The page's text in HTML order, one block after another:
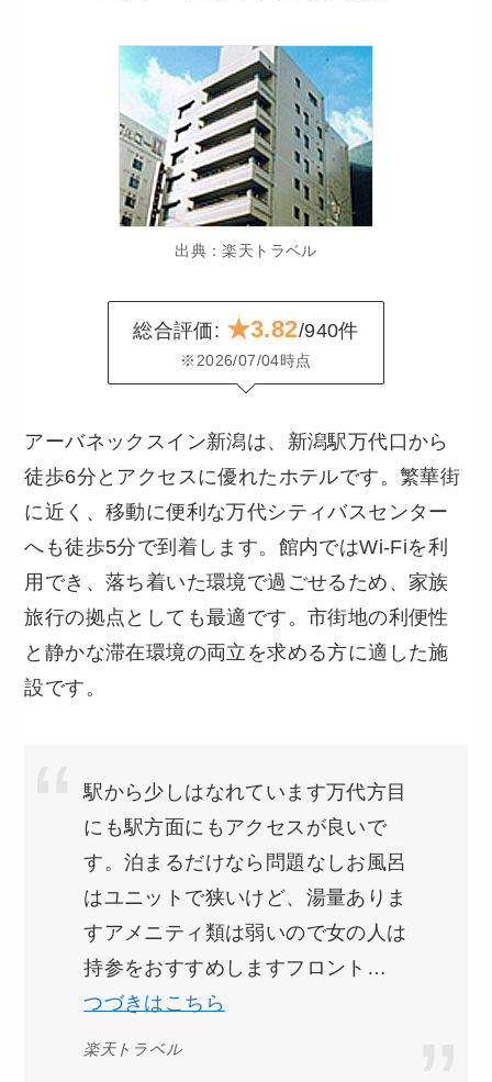
出典：楽天トラベル
総合評価: ★3.82/940件
※2026/07/04時点
アーバネックスイン新潟は、新潟駅万代口から
徒歩6分とアクセスに優れたホテルです。繁華街
に近く、移動に便利な万代シティバスセンター
へも徒歩5分で到着します。館内ではWi-Fiを利
用でき、落ち着いた環境で過ごせるため、家族
旅行の拠点としても最適です。市街地の利便性
と静かな滞在環境の両立を求める方に適した施
設です。
駅から少しはなれています万代方目
にも駅方面にもアクセスが良いで
す。泊まるだけなら問題なしお風呂
はユニットで狭いけど、湯量ありま
すアメニティ類は弱いので女の人は
持参をおすすめしますフロント…
つづきはこちら
楽天トラベル